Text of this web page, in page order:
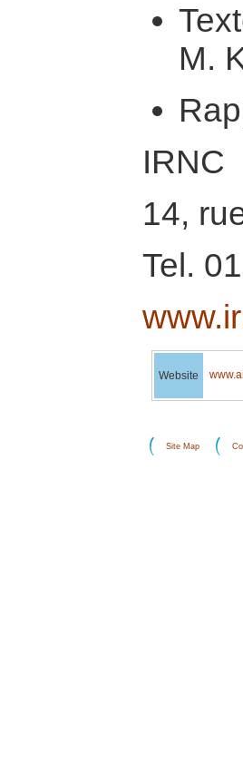
M.
IRNC
14,
Tel.
Website
Site Map